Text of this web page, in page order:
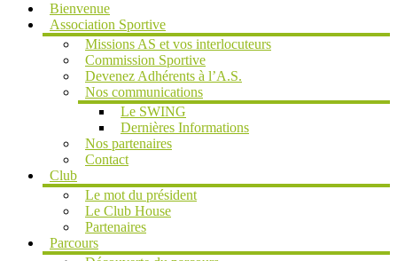
Bienvenue
Association Sportive
Missions AS et vos interlocuteurs
Commission Sportive
Devenez Adhérents à l’A.S.
Nos communications
Le SWING
Dernières Informations
Nos partenaires
Contact
Club
Le mot du président
Le Club House
Partenaires
Parcours